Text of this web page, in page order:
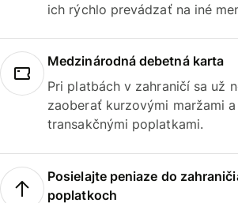
ich rýchlo prevádzať na iné
Medzinárodná debetná karta
Pri platbách v zahraničí sa už
zaoberať kurzovými maržami
transakčnými poplatkami.
Posielajte peniaze do
poplatkoch